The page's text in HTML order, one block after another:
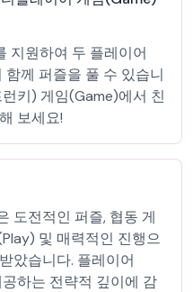
지원하여 두 플레이어
께 퍼즐을 풀 수 있습니
키) 게임(Game)에서 친
보세요!
도전적인 퍼즐, 협동 게
및 매력적인 진행으
았습니다. 플레이어
하는 전략적 깊이에 감